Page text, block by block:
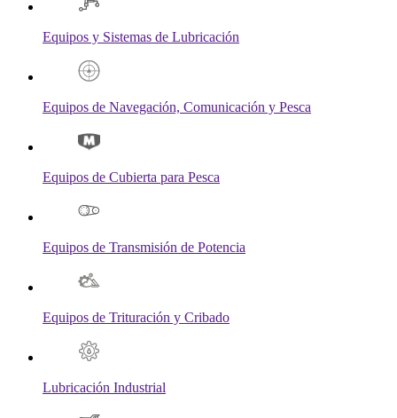
Equipos y Sistemas de Lubricación
Equipos de Navegación, Comunicación y Pesca
Equipos de Cubierta para Pesca
Equipos de Transmisión de Potencia
Equipos de Trituración y Cribado
Lubricación Industrial